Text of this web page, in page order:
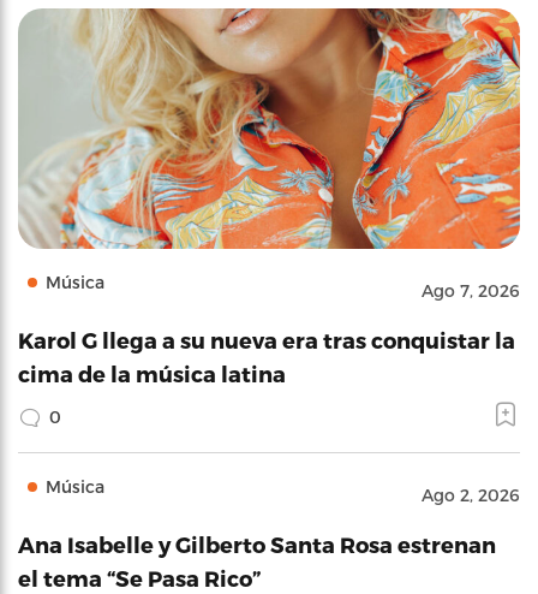
Música Ago 7, 2026
Karol G llega a su nueva era tras conquistar la
cima de la música latina
0
Música Ago 2, 2026
Ana Isabelle y Gilberto Santa Rosa estrenan
el tema “Se Pasa Rico”